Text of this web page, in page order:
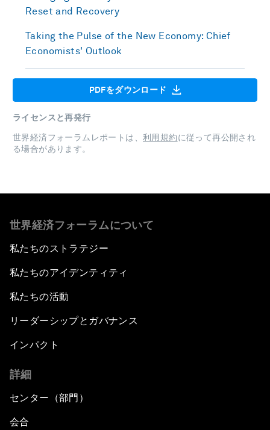
Reset and Recovery
Taking the Pulse of the New Economy: Chief
Economists' Outlook
PDFをダウンロード
ライセンスと再発行
世界経済フォーラムレポートは、 利用規約に従って再公開され
る場合があります。
世界経済フォーラムについて
私たちのストラテジー
私たちのアイデンティティ
私たちの活動
リーダーシップとガバナンス
インパクト
詳細
センター（部門）
会合